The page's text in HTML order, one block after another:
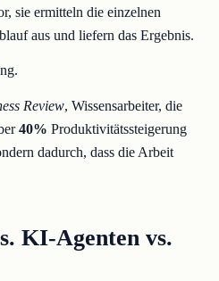
sie ermitteln die einzelnen
aus und liefern das Ergebnis.
Review, Wissensarbeiter, die
40% Produktivitätssteigerung
dadurch, dass die Arbeit
KI-Agenten vs.